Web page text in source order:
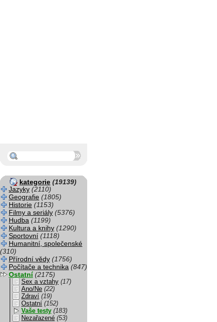
kategorie (19139)
Jazyky (2110)
Geografie (1805)
Historie (1153)
Filmy a seriály (5376)
Hudba (1199)
Kultura a knihy (1290)
Sportovní (1118)
Humanitní, společenské
(310)
Přírodní vědy (1756)
Počítače a technika (847)
Ostatní (2175)
Sex a vztahy (17)
Ano/Ne (22)
Zdraví (19)
Ostatní (152)
Vaše testy (183)
Nezařazené (53)